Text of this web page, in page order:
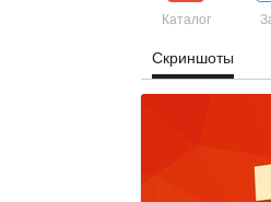
Каталог
Скриншоты